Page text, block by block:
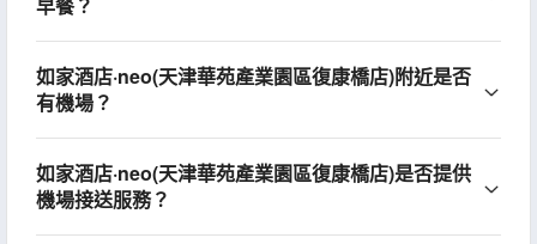
早餐？
如家酒店·neo(天津華苑產業園區復康橋店)附近是否
有機場？
如家酒店·neo(天津華苑產業園區復康橋店)是否提供
機場接送服務？